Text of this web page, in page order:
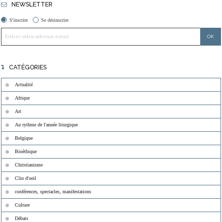
NEWSLETTER
S'inscrire Se désinscrire
CATÉGORIES
Actualité
Afrique
Art
Au rythme de l'année liturgique
Belgique
Bioéthique
Christianisme
Clin d'oeil
conférences, spectacles, manifestations
Culture
Débats